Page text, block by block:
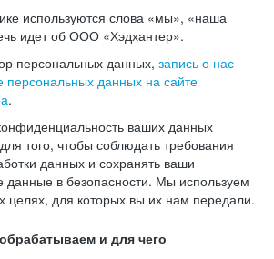
используются слова «мы», «наша
идет об ООО «Хэдхантер».
персональных данных, запись о нас
персональных данных на сайте
.
ваших данных
того, чтобы соблюдать требования
данных и сохранять ваши
данные в безопасности. Мы используем
целях, для которых вы их нам передали.
и для чего